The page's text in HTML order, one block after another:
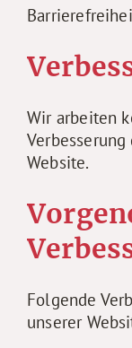
Wir arbeiten
Website.
Folgende
unserer